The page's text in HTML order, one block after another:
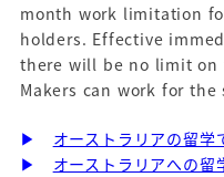
month work limitation
holders. Effective
there will be no limit on
Makers can work for the
▶
オーストラリアの留学
▶
オーストラリアへの